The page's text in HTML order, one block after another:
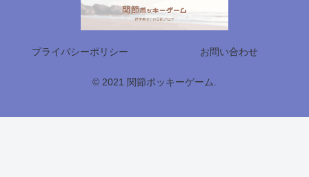
プライバシーポリシー お問い合わせ
© 2021 関節ポッキーゲーム.